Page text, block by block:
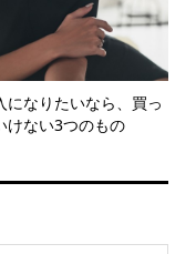
になりたいなら、買っ
けない3つのもの